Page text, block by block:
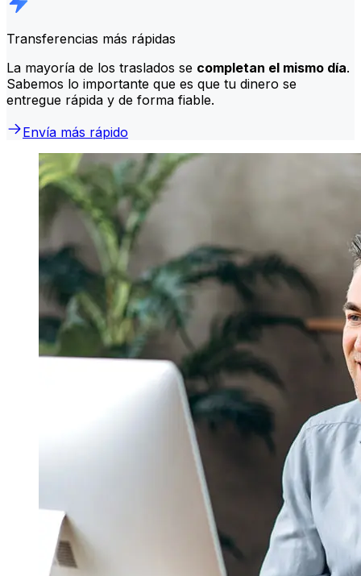
Transferencias más rápidas
La mayoría de los traslados se completan el mismo día.
Sabemos lo importante que es que tu dinero se
entregue rápida y de forma fiable.
Envía más rápido